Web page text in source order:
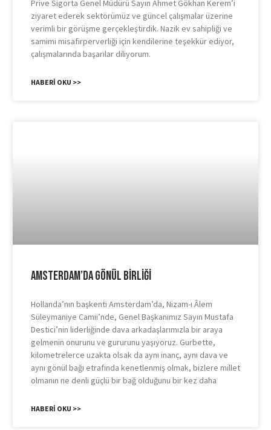
Prive Sigorta Genel Müdürü Sayın Ahmet Gökhan Kerem’i
ziyaret ederek sektörümüz ve güncel çalışmalar üzerine
verimli bir görüşme gerçekleştirdik. Nazik ev sahipliği ve
samimi misafirperverliği için kendilerine teşekkür ediyor,
çalışmalarında başarılar diliyorum.
HABERI OKU >>
Amsterdam’da Gönül Birliği
Hollanda’nın başkenti Amsterdam’da, Nizam-ı Âlem
Süleymaniye Camii’nde, Genel Başkanımız Sayın Mustafa
Destici’nin liderliğinde dava arkadaşlarımızla bir araya
gelmenin onurunu ve gururunu yaşıyoruz. Gurbette,
kilometrelerce uzakta olsak da aynı inanç, aynı dava ve
aynı gönül bağı etrafında kenetlenmiş olmak, bizlere millet
olmanın ne denli güçlü bir bağ olduğunu bir kez daha
HABERI OKU >>